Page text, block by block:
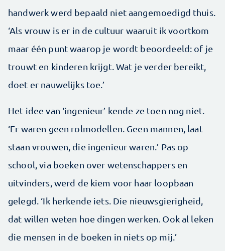
handwerk werd bepaald niet aangemoedigd thuis.
‘Als vrouw is er in de cultuur waaruit ik voortkom
maar één punt waarop je wordt beoordeeld: of je
trouwt en kinderen krijgt. Wat je verder bereikt,
doet er nauwelijks toe.’
Het idee van ‘ingenieur’ kende ze toen nog niet.
‘Er waren geen rolmodellen. Geen mannen, laat
staan vrouwen, die ingenieur waren.’ Pas op
school, via boeken over wetenschappers en
uitvinders, werd de kiem voor haar loopbaan
gelegd. ‘Ik herkende iets. Die nieuwsgierigheid,
dat willen weten hoe dingen werken. Ook al leken
die mensen in de boeken in niets op mij.’